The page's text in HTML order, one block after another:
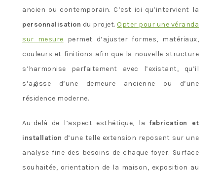
ancien ou contemporain. C’est ici qu’intervient la
personnalisation du projet. Opter pour une véranda
sur mesure permet d’ajuster formes, matériaux,
couleurs et finitions afin que la nouvelle structure
s’harmonise parfaitement avec l’existant, qu’il
s’agisse d’une demeure ancienne ou d’une
résidence moderne.
Au-delà de l’aspect esthétique, la fabrication et
installation d’une telle extension reposent sur une
analyse fine des besoins de chaque foyer. Surface
souhaitée, orientation de la maison, exposition au